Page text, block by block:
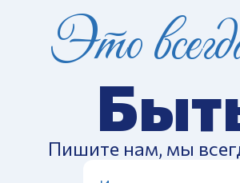
Это
Пишите нам, мы